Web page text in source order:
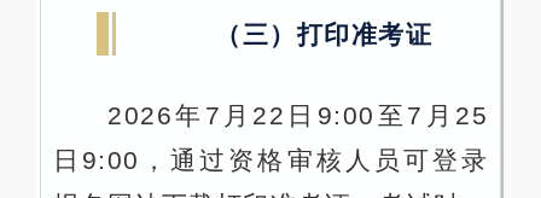
（三）打印准考证
2026年7月22日9:00至7月25
日9:00，通过资格审核人员可登录